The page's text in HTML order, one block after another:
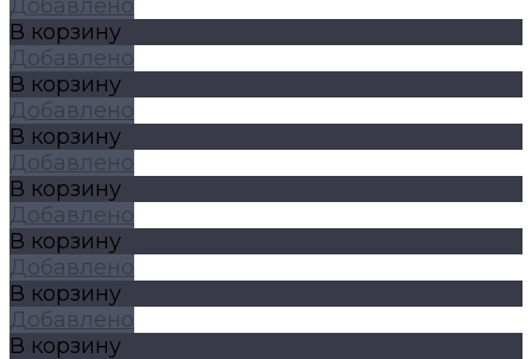
Добавлено
В корзину
Добавлено
В корзину
Добавлено
В корзину
Добавлено
В корзину
Добавлено
В корзину
Добавлено
В корзину
Добавлено
В корзину